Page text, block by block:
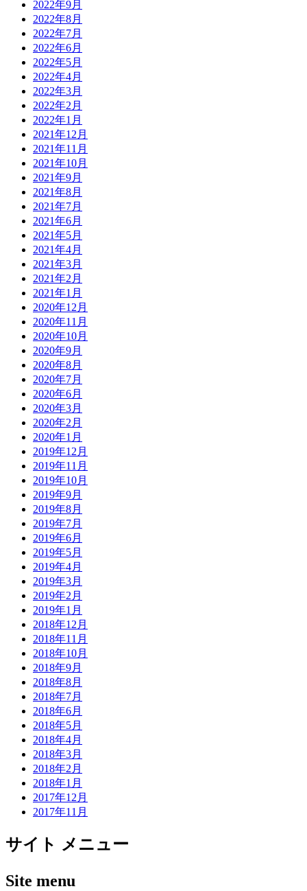
2022年9月
2022年8月
2022年7月
2022年6月
2022年5月
2022年4月
2022年3月
2022年2月
2022年1月
2021年12月
2021年11月
2021年10月
2021年9月
2021年8月
2021年7月
2021年6月
2021年5月
2021年4月
2021年3月
2021年2月
2021年1月
2020年12月
2020年11月
2020年10月
2020年9月
2020年8月
2020年7月
2020年6月
2020年3月
2020年2月
2020年1月
2019年12月
2019年11月
2019年10月
2019年9月
2019年8月
2019年7月
2019年6月
2019年5月
2019年4月
2019年3月
2019年2月
2019年1月
2018年12月
2018年11月
2018年10月
2018年9月
2018年8月
2018年7月
2018年6月
2018年5月
2018年4月
2018年3月
2018年2月
2018年1月
2017年12月
2017年11月
サイト メニュー
Site menu